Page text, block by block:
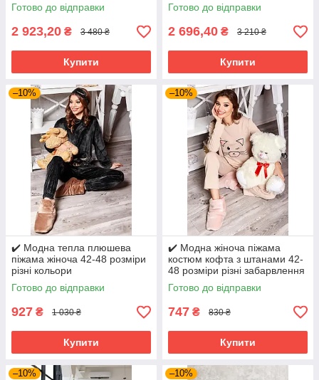
Готово до відправки
2 923,20 ₴ 3 480 ₴
Купити
Готово до відправки
2 696,40 ₴ 3 210 ₴
Купити
–10%
✔️ Модна тепла плюшева
піжама жіноча 42-48 розміри
різні кольори
Готово до відправки
927 ₴ 1 030 ₴
Купити
–10%
✔️ Модна жіноча піжама
костюм кофта з штанами 42-
48 розміри різні забарвлення
Готово до відправки
747 ₴ 830 ₴
Купити
–10% –10%